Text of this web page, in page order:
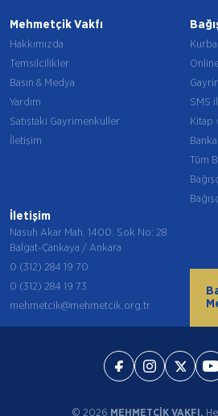
Mehmetçik Vakfı
Hakkımızda
Temsilcilikler
Basın & Medya
Yardım
Satıştaki Gayrimenkuller
İletişim
SMS
Kitap
Tüm
İletişim
Nasuh Akar Mah. 1400. Sok No: 28
Balgat-Çankaya / Ankara
0 (312) 284 19 70
0 (312) 284 19 73
mehmetcik@mehmetcik.org.tr
© 2026 MEHMETÇİK VAKFI.